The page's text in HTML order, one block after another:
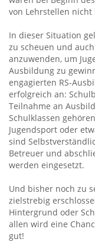
von Lehrstellen nicht
In dieser Situation
zu scheuen und
anzuwenden, um
Ausbildung zu
engagierten RS-
erfolgreich an:
Teilnahme an
Schulklassen
Jugendsport oder
sind
Betreuer und
werden eingesetzt.
Und bisher noch zu
zielstrebig
Hintergrund oder
allen wird eine
gut!